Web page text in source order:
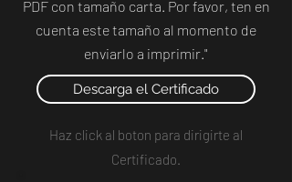
PDF con tamaño carta. Por favor, ten en
cuenta este tamaño al momento de
enviarlo a imprimir."
Descarga el Certificado
Haz click al boton para dirigirte al
Certificado.